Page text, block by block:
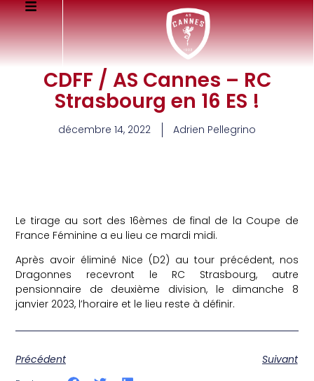
CDFF / AS Cannes – RC
Strasbourg en 16 ES !
décembre 14, 2022 Adrien Pellegrino
Le tirage au sort des 16èmes de final de la Coupe de
France Féminine a eu lieu ce mardi midi.
Après avoir éliminé Nice (D2) au tour précédent, nos
Dragonnes recevront le RC Strasbourg, autre
pensionnaire de deuxième division, le dimanche 8
janvier 2023, l’horaire et le lieu reste à définir.
Précédent
Suivant